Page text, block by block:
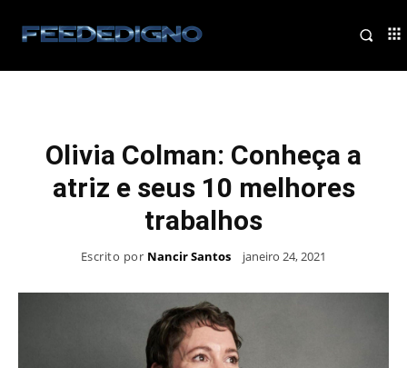
Olivia Colman: Conheça a
atriz e seus 10 melhores
trabalhos
Escrito por Nancir Santos janeiro 24, 2021